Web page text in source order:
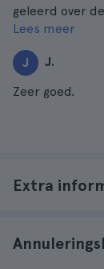
geleerd over
het ook
heeft.
Lees meer
J J.
Zeer goed.
Extra